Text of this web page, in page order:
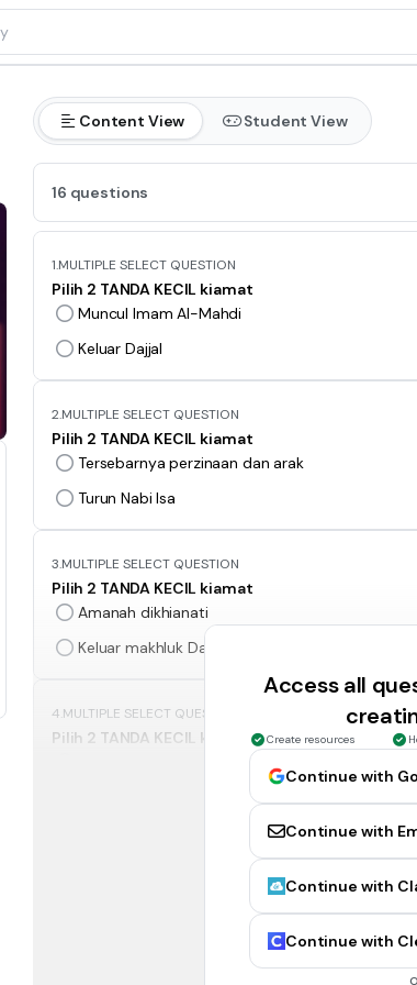
Content View Student View
16 questions
1.MULTIPLE SELECT QUESTION
Pilih 2 TANDA KECIL kiamat
Muncul Imam Al-Mahdi
Keluar Dajjal
2.MULTIPLE SELECT QUESTION
Pilih 2 TANDA KECIL kiamat
Tersebarnya perzinaan dan arak
Turun Nabi Isa
3.MULTIPLE SELECT QUESTION
Pilih 2 TANDA KECIL kiamat
Amanah dikhianati
Keluar makhluk Dabbatul Ardh
4. MULTIPLE SELECT QUESTION
Pilih 2 TANDA KECIL kiamat
Negara Arab dipenuhi sungai dan taman
Orang jahil dilantik menjadi pemimpin
Access all
Create resources
Continue with
Continue with
Continue with
Continue with